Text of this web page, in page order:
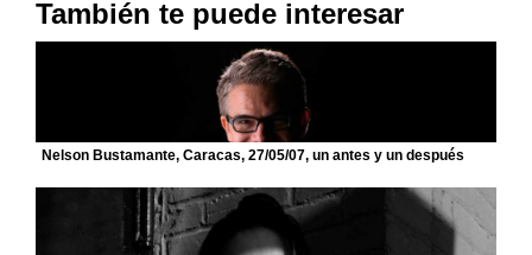
También te puede interesar
Nelson Bustamante, Caracas, 27/05/07, un antes y un después